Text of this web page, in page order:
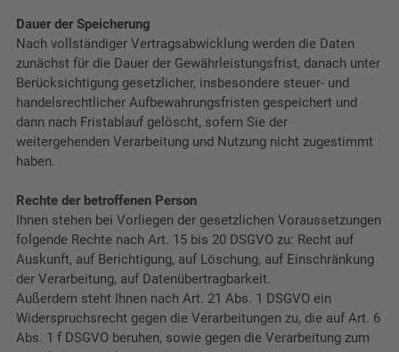
Dauer der Speicherung
Nach vollständiger Vertragsabwicklung werden die Daten
zunächst für die Dauer der Gewährleistungsfrist, danach unter
Berücksichtigung gesetzlicher, insbesondere steuer- und
handelsrechtlicher Aufbewahrungsfristen gespeichert und
dann nach Fristablauf gelöscht, sofern Sie der
weitergehenden Verarbeitung und Nutzung nicht zugestimmt
haben.
Rechte der betroffenen Person
Ihnen stehen bei Vorliegen der gesetzlichen Voraussetzungen
folgende Rechte nach Art. 15 bis 20 DSGVO zu: Recht auf
Auskunft, auf Berichtigung, auf Löschung, auf Einschränkung
der Verarbeitung, auf Datenübertragbarkeit.
Außerdem steht Ihnen nach Art. 21 Abs. 1 DSGVO ein
Widerspruchsrecht gegen die Verarbeitungen zu, die auf Art. 6
Abs. 1 f DSGVO beruhen, sowie gegen die Verarbeitung zum